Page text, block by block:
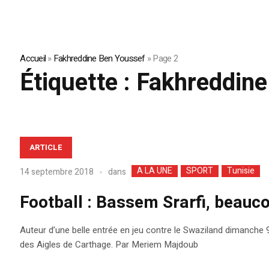
Accueil»Fakhreddine Ben Youssef»Page 2
Étiquette :
ARTICLE
14 septembre 2018 dans A LA UNE SPORT Tunisie
Football : Bassem Srarfi,
Auteur d’une belle entrée en jeu contre le Swaziland
des Aigles de Carthage. Par Meriem Majdoub